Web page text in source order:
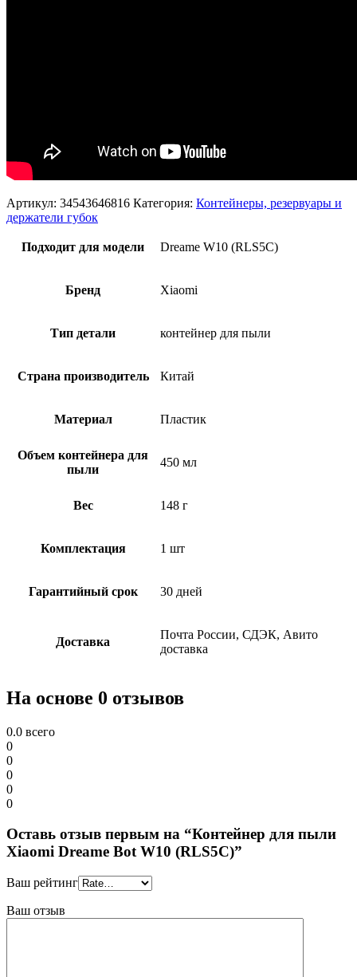
Артикул: 34543646816 Категория: Контейнеры, резервуары и
держатели губок
Подходит для модели Dreame W10 (RLS5C)
Бренд Xiaomi
Тип детали контейнер для пыли
Страна производитель Китай
Материал Пластик
Объем контейнера для
пыли
450 мл
Вес 148 г
Комплектация 1 шт
Гарантийный срок 30 дней
Доставка
Почта России, СДЭК, Авито
доставка
На основе 0 отзывов
0.0 всего
0
0
0
0
0
Оставь отзыв первым на “Контейнер для пыли
Xiaomi Dreame Bot W10 (RLS5C)”
Ваш рейтинг
Ваш отзыв